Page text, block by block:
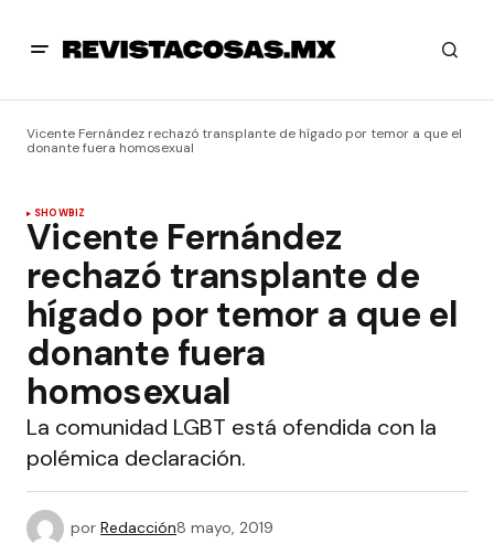
Vicente Fernández rechazó transplante de hígado por temor a que el
donante fuera homosexual
SHOWBIZ
Vicente Fernández
rechazó transplante de
hígado por temor a que el
donante fuera
homosexual
La comunidad LGBT está ofendida con la
polémica declaración.
por Redacción8 mayo, 2019